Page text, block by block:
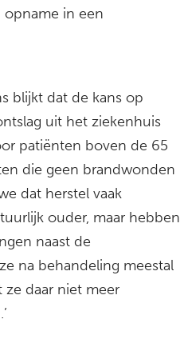
opname in een
blijkt dat de kans op
uit het ziekenhuis
patiënten boven de 65
die geen brandwonden
dat herstel vaak
ouder, maar hebben
naast de
na behandeling meestal
ze daar niet meer